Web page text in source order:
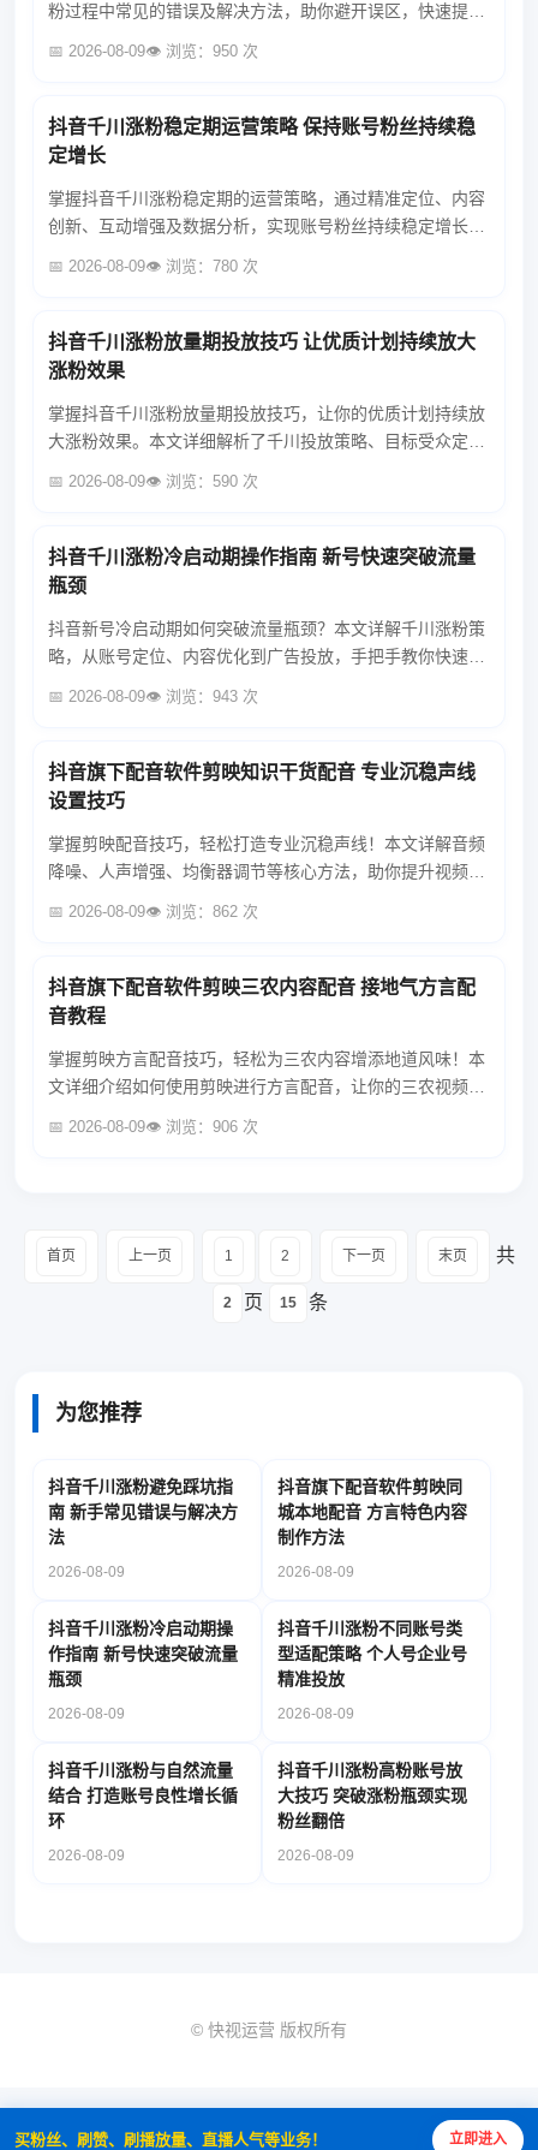
粉过程中常见的错误及解决方法，助你避开误区，快速提升
📅 2026-08-09👁️ 浏览：950 次
抖音千川涨粉稳定期运营策略 保持账号粉丝持续稳
定增长
掌握抖音千川涨粉稳定期的运营策略，通过精准定位、内容
创新、互动增强及数据分析，实现账号粉丝持续稳定增长，
📅 2026-08-09👁️ 浏览：780 次
抖音千川涨粉放量期投放技巧 让优质计划持续放大
涨粉效果
掌握抖音千川涨粉放量期投放技巧，让你的优质计划持续放
大涨粉效果。本文详细解析了千川投放策略、目标受众定
📅 2026-08-09👁️ 浏览：590 次
抖音千川涨粉冷启动期操作指南 新号快速突破流量
瓶颈
抖音新号冷启动期如何突破流量瓶颈？本文详解千川涨粉策
略，从账号定位、内容优化到广告投放，手把手教你快速积
📅 2026-08-09👁️ 浏览：943 次
抖音旗下配音软件剪映知识干货配音 专业沉稳声线
设置技巧
掌握剪映配音技巧，轻松打造专业沉稳声线！本文详解音频
降噪、人声增强、均衡器调节等核心方法，助你提升视频音
📅 2026-08-09👁️ 浏览：862 次
抖音旗下配音软件剪映三农内容配音 接地气方言配
音教程
掌握剪映方言配音技巧，轻松为三农内容增添地道风味！本
文详细介绍如何使用剪映进行方言配音，让你的三农视频更
📅 2026-08-09👁️ 浏览：906 次
首页 上一页 1 2 下一页 末页 共
2 页 15 条
为您推荐
抖音千川涨粉避免踩坑指
南 新手常见错误与解决方
法
2026-08-09
抖音旗下配音软件剪映同
城本地配音 方言特色内容
制作方法
2026-08-09
抖音千川涨粉冷启动期操
作指南 新号快速突破流量
瓶颈
2026-08-09
抖音千川涨粉不同账号类
型适配策略 个人号企业号
精准投放
2026-08-09
抖音千川涨粉与自然流量
结合 打造账号良性增长循
环
2026-08-09
抖音千川涨粉高粉账号放
大技巧 突破涨粉瓶颈实现
粉丝翻倍
2026-08-09
买粉丝、刷赞、刷播放量、直播人气等业务！ 立即进入
© 快视运营 版权所有